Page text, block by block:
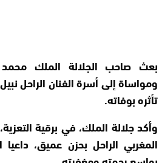
بعث صاحب الجلالة الملك
ومواساة إلى أسرة الفنان الراحل
تأثره بوفاته.
وأكد جلالة الملك، في برقية
المغربي الراحل بحزن عميق،